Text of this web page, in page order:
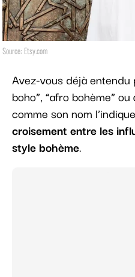
Source: Etsy.com
Avez-vous déjà entendu
boho”, “afro bohème”
comme son nom
croisement entre les
style bohème.